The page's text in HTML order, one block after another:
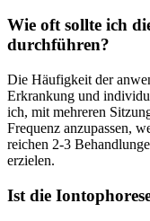
Wie oft sollte ich
durchführen?
Die Häufigkeit der
Erkrankung und
ich, mit mehreren
Frequenz anzupassen,
reichen ⁣2-3
erzielen.
Ist die